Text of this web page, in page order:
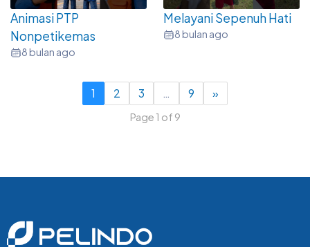
Animasi PTP
Nonpetikemas
8 bulan ago
Melayani Sepenuh Hati
8 bulan ago
1 2 3 … 9 »
Page 1 of 9